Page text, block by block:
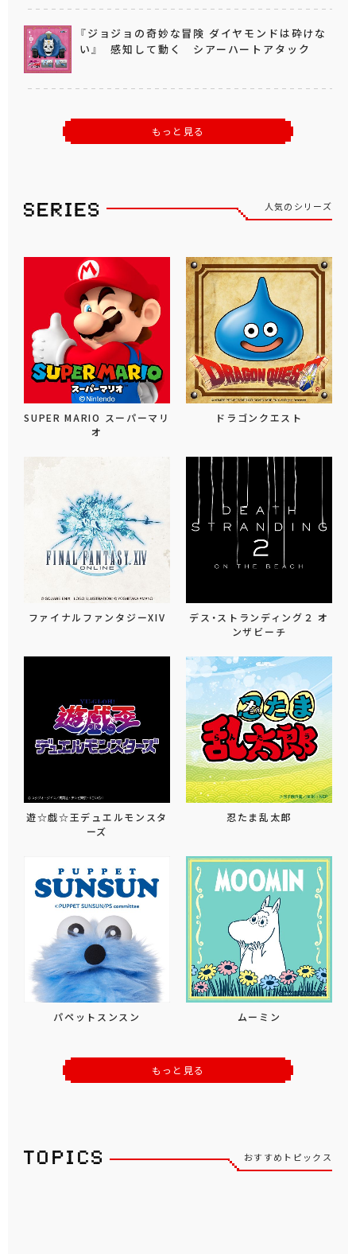
『ジョジョの奇妙な冒険 ダイヤモンドは砕けな
い』 感知して動く シアーハートアタック
もっと見る
人気のシリーズ
SUPER MARIO スーパーマリ
オ
ドラゴンクエスト
ファイナルファンタジーXIV
デス・ストランディング２ オ
ンザビーチ
遊☆戯☆王デュエルモンスタ
ーズ
忍たま乱太郎
パペットスンスン ムーミン
もっと見る
おすすめトピックス